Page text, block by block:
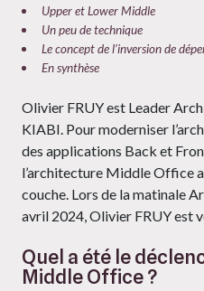
Upper et Lower Middle
Un peu de technique
Le concept de l’inversion de
En synthèse
Olivier FRUY est Leader
KIABI. Pour moderniser
des applications Back et
l’architecture Middle Office
couche. Lors de la matinale
avril 2024, Olivier FRUY est
Quel a été le
Middle Office ?